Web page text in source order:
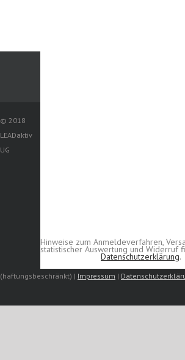
Hinweise zum Anmeldeverfahren,
statistischer Auswertung und Widerruf
Datenschutzerklärung.
© 2018
LEADaktiv
UG
(haftungsbeschränkt) | Impressum |